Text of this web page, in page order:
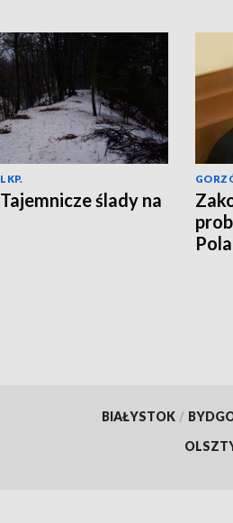
ślady na
Pola
BIAŁYSTOK /